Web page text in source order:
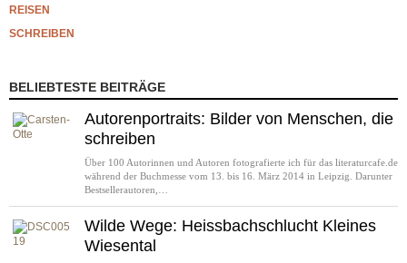
REISEN
SCHREIBEN
BELIEBTESTE BEITRÄGE
Autorenportraits: Bilder von Menschen, die
schreiben
Über 100 Autorinnen und Autoren fotografierte ich für das literaturcafe.de
während der Buchmesse vom 13. bis 16. März 2014 in Leipzig. Darunter
Bestsellerautoren,…
Wilde Wege: Heissbachschlucht Kleines
Wiesental